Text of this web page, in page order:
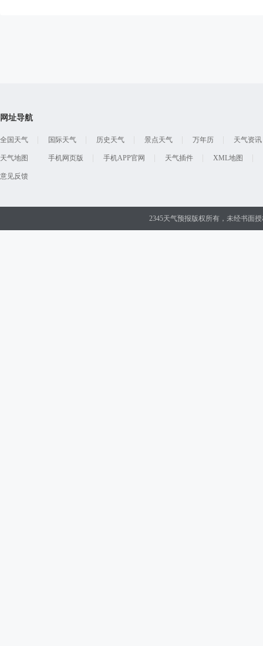
网址导航
全国天气 国际天气 历史天气 景点天气 万年历 天气资讯
天气地图 手机网页版 手机APP官网 天气插件 XML地图
意见反馈
2345天气预报版权所有，未经书面